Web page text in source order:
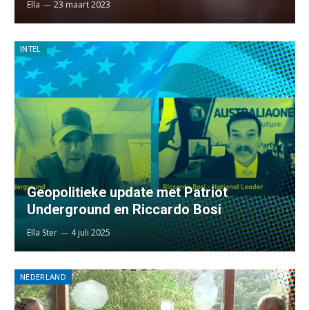
Ella 23 maart 2023
INTEL
Geopolitieke update met Patriot
Underground en Riccardo Bosi
Ella Ster 4 juli 2025
NEDERLAND